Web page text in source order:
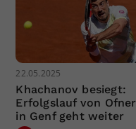
22.05.2025
Khachanov besiegt:
Erfolgslauf von Ofner
in Genf geht weiter